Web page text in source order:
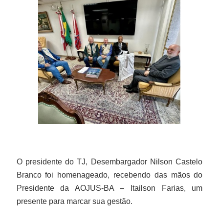
O presidente do TJ, Desembargador Nilson Castelo
Branco foi homenageado, recebendo das mãos do
Presidente da AOJUS-BA – Itailson Farias, um
presente para marcar sua gestão.